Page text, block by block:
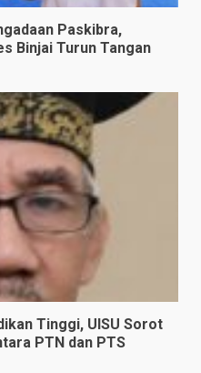
Paskibra,
Binjai Turun Tangan
Tinggi, UISU Sorot
PTN dan PTS